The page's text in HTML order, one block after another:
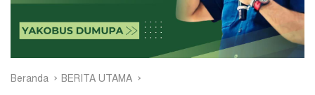
Beranda BERITA UTAMA